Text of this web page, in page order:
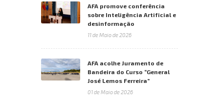
AFA promove conferência
sobre Inteligência Artificial e
desinformação
11 de Maio de 2026
AFA acolhe Juramento de
Bandeira do Curso “General
José Lemos Ferreira”
01 de Maio de 2026